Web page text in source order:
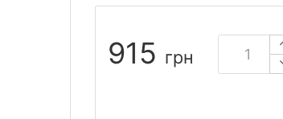
915 грн